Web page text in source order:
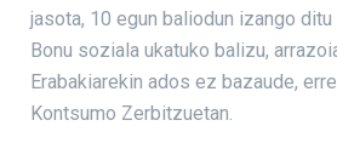
jasota, 10 egun baliodun izango ditu
Bonu soziala ukatuko balizu,
Erabakiarekin ados ez bazaude,
Kontsumo Zerbitzuetan.